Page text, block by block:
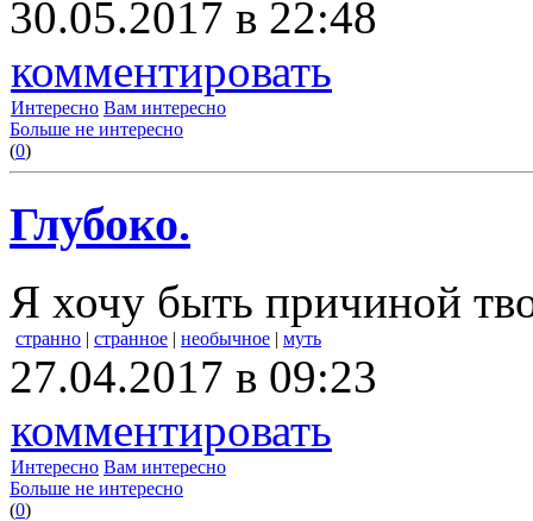
30.05.2017 в 22:48
комментировать
Интересно Вам интересно
Больше не интересно
(0)
Глубоко.
Я хочу быть причиной
странно | странное | необычное | муть
27.04.2017 в 09:23
комментировать
Интересно Вам интересно
Больше не интересно
(0)